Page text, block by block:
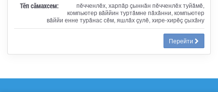
Тӗп сӑмахсем:
пĕчченлĕх, харпăр çыннăн пĕчченлĕх туйăмĕ,
компьютер вăййин туртăмне пăхăнни, компьютер
вăййи енне турăнас сĕм, яшлăх çулĕ, хире-хирĕç çыхăну
Перейти